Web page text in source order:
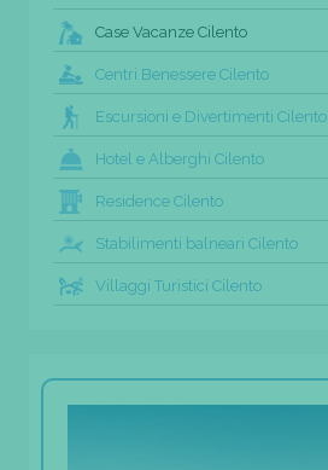
Case Vacanze Cilento
Centri Benessere Cilento
Escursioni e Divertimenti Cilento
Hotel e Alberghi Cilento
Residence Cilento
Stabilimenti balneari Cilento
Villaggi Turistici Cilento